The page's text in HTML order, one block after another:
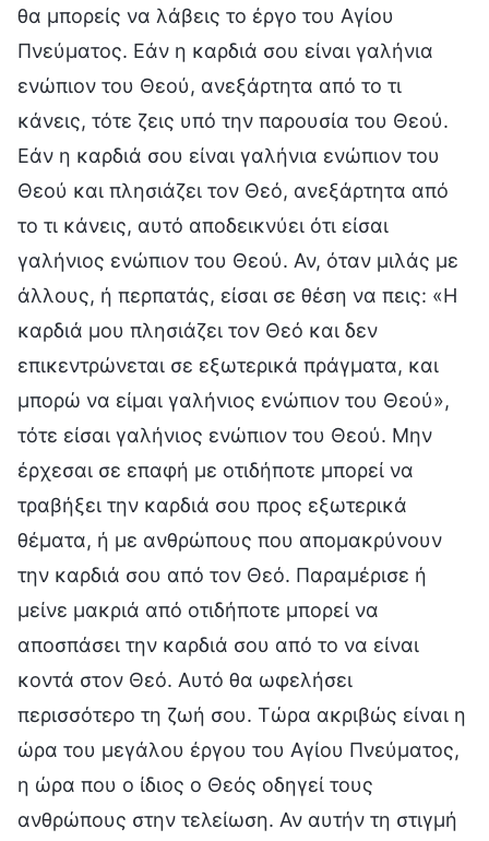
θα μπορείς να λάβεις το έργο του Αγίου
Πνεύματος. Εάν η καρδιά σου είναι γαλήνια
ενώπιον του Θεού, ανεξάρτητα από το τι
κάνεις, τότε ζεις υπό την παρουσία του Θεού.
Εάν η καρδιά σου είναι γαλήνια ενώπιον του
Θεού και πλησιάζει τον Θεό, ανεξάρτητα από
το τι κάνεις, αυτό αποδεικνύει ότι είσαι
γαλήνιος ενώπιον του Θεού. Αν, όταν μιλάς με
άλλους, ή περπατάς, είσαι σε θέση να πεις: «Η
καρδιά μου πλησιάζει τον Θεό και δεν
επικεντρώνεται σε εξωτερικά πράγματα, και
μπορώ να είμαι γαλήνιος ενώπιον του Θεού»,
τότε είσαι γαλήνιος ενώπιον του Θεού. Μην
έρχεσαι σε επαφή με οτιδήποτε μπορεί να
τραβήξει την καρδιά σου προς εξωτερικά
θέματα, ή με ανθρώπους που απομακρύνουν
την καρδιά σου από τον Θεό. Παραμέρισε ή
μείνε μακριά από οτιδήποτε μπορεί να
αποσπάσει την καρδιά σου από το να είναι
κοντά στον Θεό. Αυτό θα ωφελήσει
περισσότερο τη ζωή σου. Τώρα ακριβώς είναι η
ώρα του μεγάλου έργου του Αγίου Πνεύματος,
η ώρα που ο ίδιος ο Θεός οδηγεί τους
ανθρώπους στην τελείωση. Αν αυτήν τη στιγμή